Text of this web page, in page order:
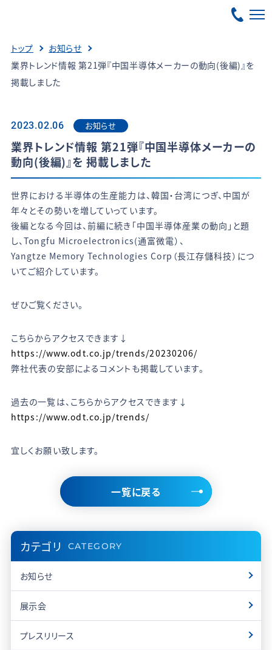
トップ
お知らせ
業界トレンド情報 第21弾『中国半導体メーカーの動向(後編)』を
掲載しました
2023.02.06 お知らせ
業界トレンド情報 第21弾『中国半導体メーカーの
動向(後編)』を 掲載しました
世界における半導体の生産能力は、韓国・台湾につぎ、中国が
年々とその勢いを増していっています。
後編となる今回は、前編に続き「中国半導体産業の動向」と題
し、Tongfu Microelectronics(通富微電）、
Yangtze Memory Technologies Corp（長江存儲科技）につ
いてご紹介しています。
ぜひご覧ください。
こちらからアクセスできます↓
https://www.odt.co.jp/trends/20230206/
弊社代表の安部によるコメントも掲載しています。
過去の一覧は、こちらからアクセスできます↓
https://www.odt.co.jp/trends/
宜しくお願い致します。
一覧に戻る
カテゴリ CATEGORY
お知らせ
展示会
プレスリリース